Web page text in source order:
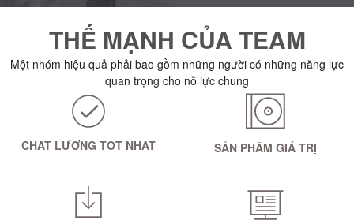
THẾ MẠNH CỦA TEAM
Một nhóm hiệu quả phải bao gồm những người có những năng lực
quan trọng cho nỗ lực chung
CHẤT LƯỢNG TỐT NHẤT SẢN PHẨM GIÁ TRỊ